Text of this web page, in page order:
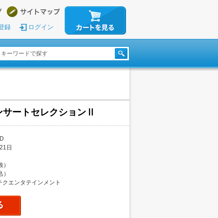
録 ログイン
サートセレクションⅡ
日
クエンタテインメント